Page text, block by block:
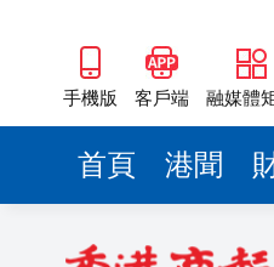
手機版 客戶端 融媒體
首頁 港聞